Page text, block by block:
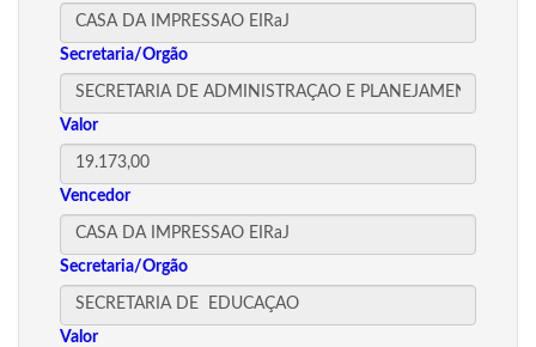
Secretaria/Orgão
Valor
Vencedor
Secretaria/Orgão
Valor